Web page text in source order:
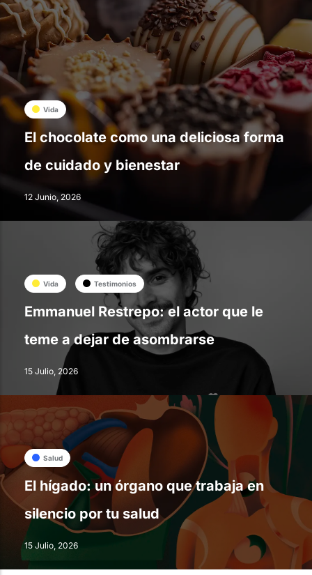
Vida
El chocolate como una deliciosa forma
de cuidado y bienestar
12 Junio, 2026
Vida Testimonios
Emmanuel Restrepo: el actor que le
teme a dejar de asombrarse
15 Julio, 2026
Salud
El hígado: un órgano que trabaja en
silencio por tu salud
15 Julio, 2026